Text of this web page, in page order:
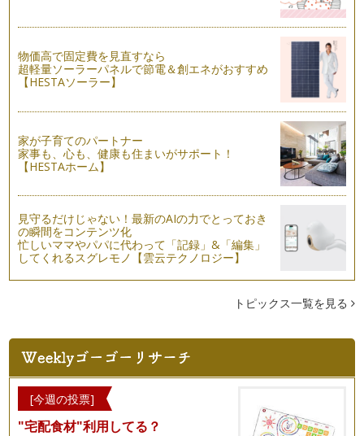
0歳から食べられるふかふかベーグルでカミカミしよう
子どもにはじめて食べさせてあげるパン、離乳食初期にパン粥
アレルギーっ子のためのパン作りで気をつけたい３つのこと
離乳食を始めると発覚する食物アレルギー。卵、乳、小麦は乳
物価高で固定費を見直すなら
超軽量ソーラーパネルで節電＆創エネがおすすめ
【HESTAソーラー】
家が子育てのパートナー
家事も、心も、健康も住まいがサポート！
【HESTAホーム】
見守るだけじゃない！最新のAIの力でとっておき
の瞬間をコンテンツ化
忙しいママやパパに代わって「記録」&「編集」
してくれるスグレモノ【雲云テクノロジー】
トピックス一覧を見る
[今週の投票]
"宅配食材"利用してる？